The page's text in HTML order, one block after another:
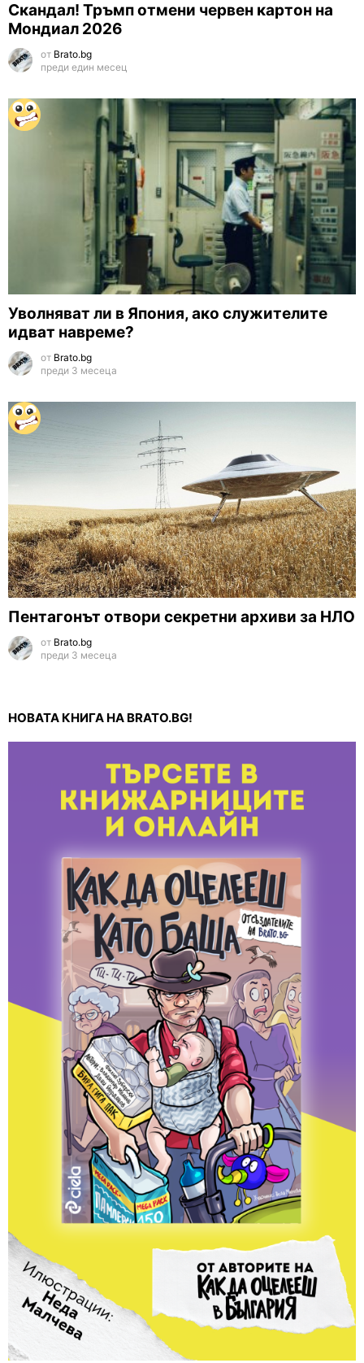
Скандал! Тръмп отмени червен картон на
Мондиал 2026
от Brato.bg
преди един месец
Уволняват ли в Япония, ако служителите
идват навреме?
от Brato.bg
преди 3 месеца
Пентагонът отвори секретни архиви за НЛО
от Brato.bg
преди 3 месеца
НОВАТА КНИГА НА BRATO.BG!